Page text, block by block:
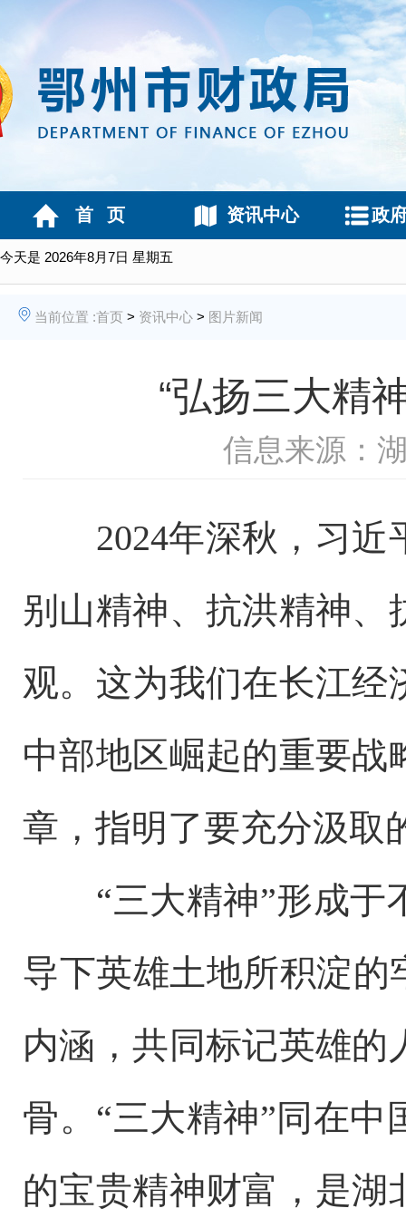
今天是 2026年8月7日 星期五
首 页 资讯中心 政
当前位置 :首页 > 资讯中心 > 图片新闻
“弘扬三大精
信息来源：
2024年深秋，习近
别山精神、抗洪精神
观。这为我们在长江
中部地区崛起的重要
章，指明了要充分汲取
“三大精神”形成于
导下英雄土地所积淀的
内涵，共同标记英雄
骨。“三大精神”同在
的宝贵精神财富，是